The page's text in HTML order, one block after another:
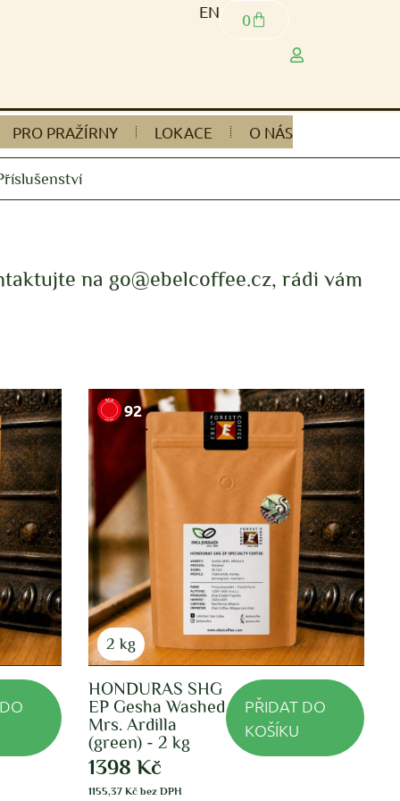
EN 0
PRO PRAŽÍRNY LOKACE O NÁS
na go@ebelcoffee.cz, rádi vám
92
2 kg
HONDURAS SHG
EP Gesha Washed
Mrs. Ardilla
(green) - 2 kg
1398 Kč
1155,37 Kčbez DPH
PŘIDAT DO
KOŠÍKU